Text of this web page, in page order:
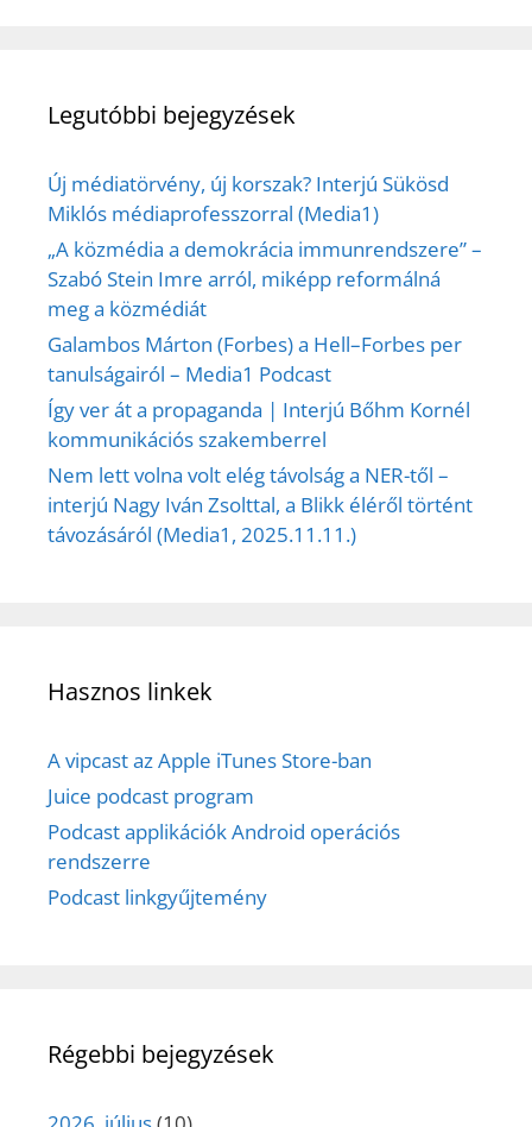
Legutóbbi bejegyzések
Új médiatörvény, új korszak? Interjú Sükösd
Miklós médiaprofesszorral (Media1)
„A közmédia a demokrácia immunrendszere” –
Szabó Stein Imre arról, miképp reformálná
meg a közmédiát
Galambos Márton (Forbes) a Hell–Forbes per
tanulságairól – Media1 Podcast
Így ver át a propaganda | Interjú Bőhm Kornél
kommunikációs szakemberrel
Nem lett volna volt elég távolság a NER-től –
interjú Nagy Iván Zsolttal, a Blikk éléről történt
távozásáról (Media1, 2025.11.11.)
Hasznos linkek
A vipcast az Apple iTunes Store-ban
Juice podcast program
Podcast applikációk Android operációs
rendszerre
Podcast linkgyűjtemény
Régebbi bejegyzések